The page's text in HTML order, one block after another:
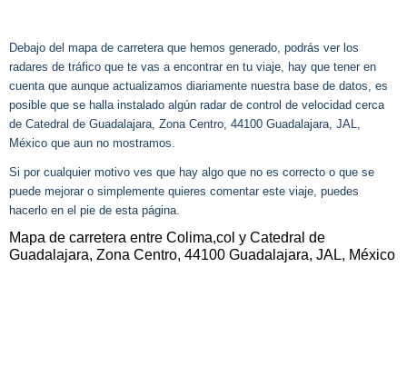
Debajo del mapa de carretera que hemos generado, podrás ver los
radares de tráfico que te vas a encontrar en tu viaje, hay que tener en
cuenta que aunque actualizamos diariamente nuestra base de datos, es
posible que se halla instalado algún radar de control de velocidad cerca
de Catedral de Guadalajara, Zona Centro, 44100 Guadalajara, JAL,
México que aun no mostramos.
Si por cualquier motivo ves que hay algo que no es correcto o que se
puede mejorar o simplemente quieres comentar este viaje, puedes
hacerlo en el pie de esta página.
Mapa de carretera entre Colima,col y Catedral de
Guadalajara, Zona Centro, 44100 Guadalajara, JAL, México